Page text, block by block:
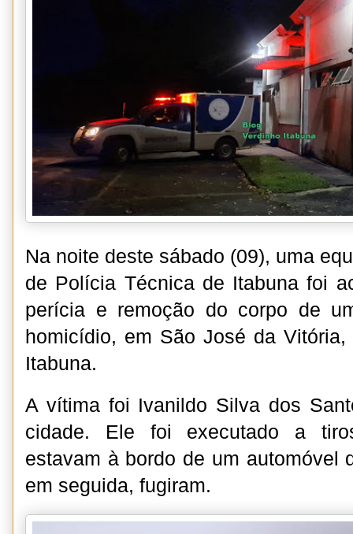
Na noite deste sábado (09), uma
de Polícia Técnica de Itabuna foi
perícia e remoção do corpo de
homicídio, em São José da
Itabuna.
A vítima foi Ivanildo Silva dos
cidade. Ele foi executado a
estavam à bordo de um automóvel
em seguida, fugiram.